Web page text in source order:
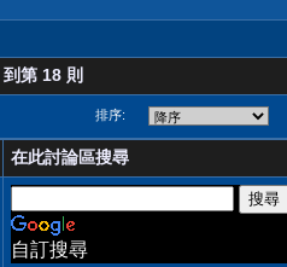
第 18 則
排序:
在此討論區搜尋
自訂搜尋